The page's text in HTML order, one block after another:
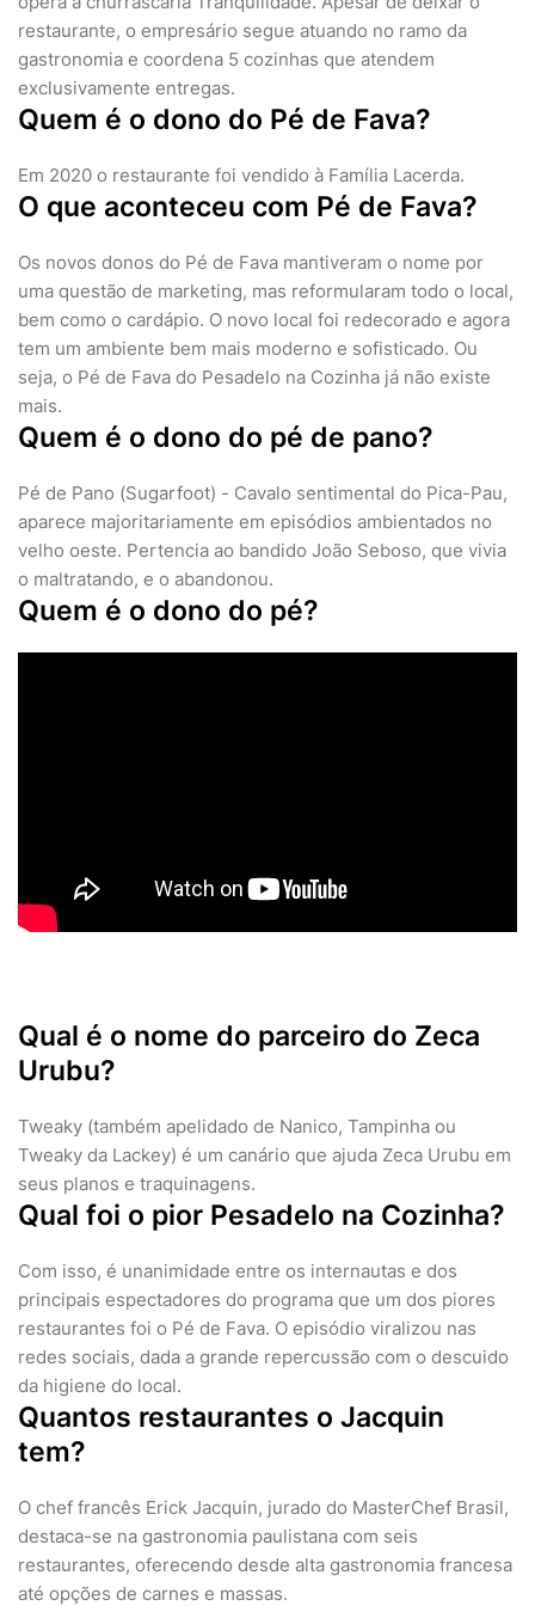
restaurante, o empresário segue atuando no ramo da
gastronomia e coordena 5 cozinhas que atendem
exclusivamente entregas.
Quem é o dono do Pé de Fava?
Em 2020 o restaurante foi vendido à Família Lacerda.
O que aconteceu com Pé de Fava?
Os novos donos do Pé de Fava mantiveram o nome por
uma questão de marketing, mas reformularam todo o local,
bem como o cardápio. O novo local foi redecorado e agora
tem um ambiente bem mais moderno e sofisticado. Ou
seja, o Pé de Fava do Pesadelo na Cozinha já não existe
mais.
Quem é o dono do pé de pano?
Pé de Pano (Sugarfoot) - Cavalo sentimental do Pica-Pau,
aparece majoritariamente em episódios ambientados no
velho oeste. Pertencia ao bandido João Seboso, que vivia
o maltratando, e o abandonou.
Quem é o dono do pé?
Qual é o nome do parceiro do Zeca
Urubu?
Tweaky (também apelidado de Nanico, Tampinha ou
Tweaky da Lackey) é um canário que ajuda Zeca Urubu em
seus planos e traquinagens.
Qual foi o pior Pesadelo na Cozinha?
Com isso, é unanimidade entre os internautas e dos
principais espectadores do programa que um dos piores
restaurantes foi o Pé de Fava. O episódio viralizou nas
redes sociais, dada a grande repercussão com o descuido
da higiene do local.
Quantos restaurantes o Jacquin
tem?
O chef francês Erick Jacquin, jurado do MasterChef Brasil,
destaca-se na gastronomia paulistana com seis
restaurantes, oferecendo desde alta gastronomia francesa
até opções de carnes e massas.